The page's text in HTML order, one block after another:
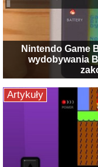
Nintendo Game
wydobywania
Artykuły